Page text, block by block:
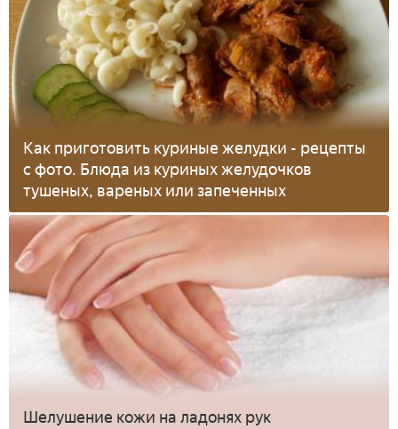
Как приготовить куриные желудки - рецепты
с фото. Блюда из куриных желудочков
тушеных, вареных или запеченных
Шелушение кожи на ладонях рук